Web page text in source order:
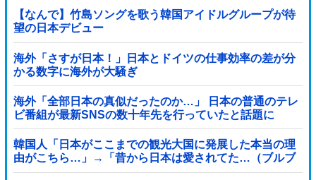
【なんで】竹島ソングを歌う韓国アイドルグループが待
望の日本デビュー
海外「さすが日本！」日本とドイツの仕事効率の差が分
かる数字に海外が大騒ぎ
海外「全部日本の真似だったのか…」 日本の普通のテレ
ビ番組が最新SNSの数十年先を行っていたと話題に
韓国人「日本がここまでの観光大国に発展した本当の理
由がこちら…」→「昔から日本は愛されてた…（ブルブ
ル」＝韓国の反応